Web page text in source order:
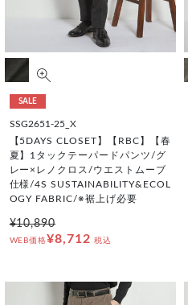
SALE
SSG2651-25_X
【5DAYS CLOSET】【RBC】【春
夏】1タックテーパードパンツ/グ
レー×レノクロス/ウエストムーブ
仕様/4S SUSTAINABILITY&ECOL
OGY FABRIC/※裾上げ必要
¥10,890
WEB価格¥8,712 税込